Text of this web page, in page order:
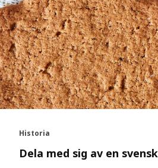
Historia
Dela med sig av en